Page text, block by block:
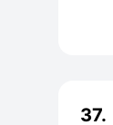
37.